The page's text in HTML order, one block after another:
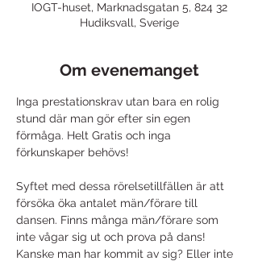
IOGT-huset, Marknadsgatan 5, 824 32
Hudiksvall, Sverige
Om evenemanget
Inga prestationskrav utan bara en rolig
stund där man gör efter sin egen
förmåga. Helt Gratis och inga
förkunskaper behövs!
Syftet med dessa rörelsetillfällen är att
försöka öka antalet män/förare till
dansen. Finns många män/förare som
inte vågar sig ut och prova på dans!
Kanske man har kommit av sig? Eller inte